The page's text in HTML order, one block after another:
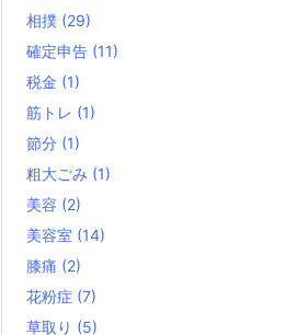
相撲 (29)
確定申告 (11)
税金 (1)
筋トレ (1)
節分 (1)
粗大ごみ (1)
美容 (2)
美容室 (14)
膝痛 (2)
花粉症 (7)
草取り (5)